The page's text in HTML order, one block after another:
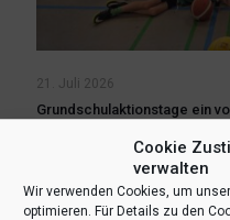
Cookie
verwalten
Wir verwenden Cookies, um
optimieren. Für Details zu den
21. Juli 2026
Grundschulaktionstage ein
Mehr lesen